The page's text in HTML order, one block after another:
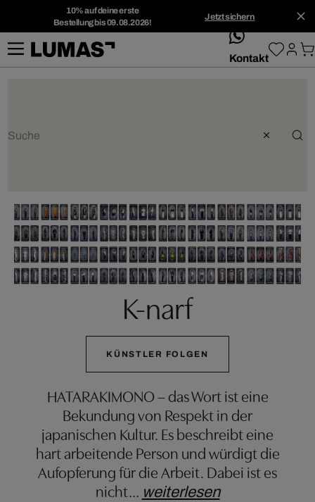
10% auf deine erste
Bestellung bis 09.08.2026!
Jetzt sichern
whatsApp
Kontakt
K-narf
KÜNSTLER FOLGEN
HATARAKIMONO – das Wort ist eine
Bekundung von Respekt in der
japanischen Kultur. Es beschreibt eine
hart arbeitende Person und würdigt die
Aufopferung für die Arbeit. Dabei ist es
nicht… weiterlesen